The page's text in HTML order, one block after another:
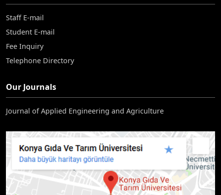
Staff E-mail
Student E-mail
Fee Inquiry
Telephone Directory
Our Journals
Journal of Applied Engineering and Agriculture